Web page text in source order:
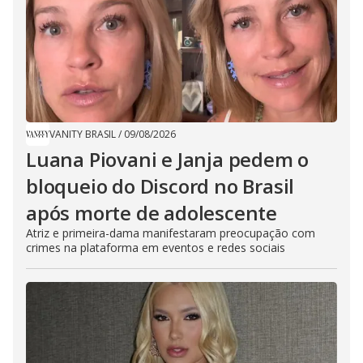
VANITY BRASIL/ 09/08/2026
Luana Piovani e Janja pedem o
bloqueio do Discord no Brasil
após morte de adolescente
Atriz e primeira-dama manifestaram preocupação com
crimes na plataforma em eventos e redes sociais